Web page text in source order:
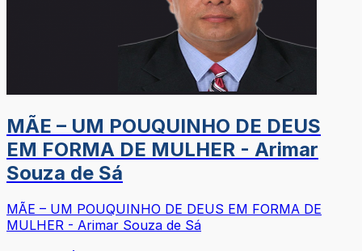
MÃE – UM POUQUINHO DE DEUS
EM FORMA DE MULHER - Arimar
Souza de Sá
MÃE – UM POUQUINHO DE DEUS EM FORMA DE
MULHER - Arimar Souza de Sá